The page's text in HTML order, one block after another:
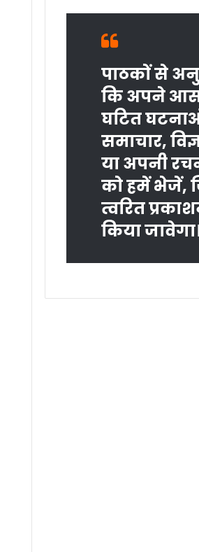
पाठकों से
कि अपने
घटित
समाचार,
या अपनी
को हमें भेजें,
त्‍वरित
किया